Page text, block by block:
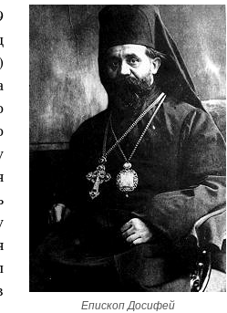
Епископ Досифей